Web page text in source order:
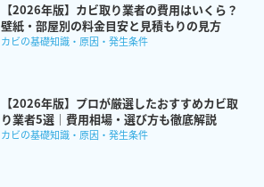
【2026年版】カビ取り業者の費用はいくら？
壁紙・部屋別の料金目安と見積もりの見方
カビの基礎知識・原因・発生条件
【2026年版】プロが厳選したおすすめカビ取
り業者5選｜費用相場・選び方も徹底解説
カビの基礎知識・原因・発生条件